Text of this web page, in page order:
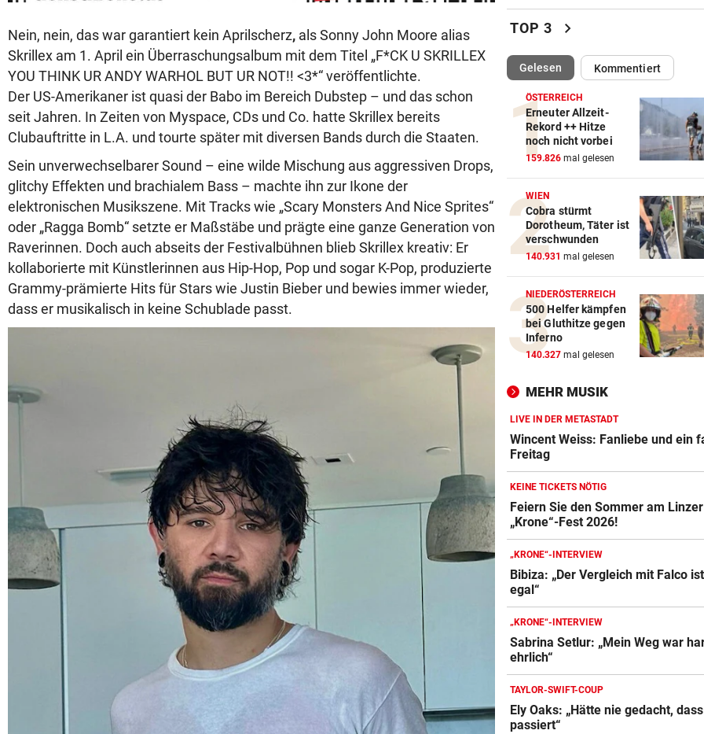
Nein, nein, das war garantiert kein Aprilscherz, als Sonny John Moore alias
Skrillex am 1. April ein Überraschungsalbum mit dem Titel „F*CK U SKRILLEX
YOU THINK UR ANDY WARHOL BUT UR NOT!! <3*“ veröffentlichte.
Der US-Amerikaner ist quasi der Babo im Bereich Dubstep – und das schon
seit Jahren. In Zeiten von Myspace, CDs und Co. hatte Skrillex bereits
Clubauftritte in L.A. und tourte später mit diversen Bands durch die Staaten.
Sein unverwechselbarer Sound – eine wilde Mischung aus aggressiven Drops,
glitchy Effekten und brachialem Bass – machte ihn zur Ikone der
elektronischen Musikszene. Mit Tracks wie „Scary Monsters And Nice Sprites“
oder „Ragga Bomb“ setzte er Maßstäbe und prägte eine ganze Generation von
Raverinnen. Doch auch abseits der Festivalbühnen blieb Skrillex kreativ: Er
kollaborierte mit Künstlerinnen aus Hip-Hop, Pop und sogar K-Pop, produzierte
Grammy-prämierte Hits für Stars wie Justin Bieber und bewies immer wieder,
dass er musikalisch in keine Schublade passt.
Feuerwehr befreite Kalb aus
misslicher Lage
FUSSBALL-FANS FEIERN
Hochgefühle dank Comeback
eines Kult-Sponsors
LIEFERING VERLIERT vor
Enttäuschende Zweitliga-
Rückkehr nach Grödig
2. LIGA – 2. RUNDE vor
Fehlstart komplett! Nächste
für St. Pölten
WANDERER AUSGEFLOGEN
Wieder Muren nach Unwetter:
Dramatik im Valser Tal
IN GREENSBORO vor
den Cut vorzeitig
SCHRIEB WM-GESCHICHTE vor 3
Bayern kassiert Millionen –
Transfer-Clou
AUFREGUNG IM NETZ vor 3
Spider-Man im BMW-
Anwalt auf den Plan
TOP 3 chevron_right
Gelesen(ausgewählt)Kommentiert
ÖSTERREICH
Erneuter Allzeit-
Rekord ++ Hitze
noch nicht vorbei
159.826 mal gelesen
WIEN
Cobra stürmt
Dorotheum, Täter ist
verschwunden
140.931 mal gelesen
NIEDERÖSTERREICH
500 Helfer kämpfen
bei Gluthitze gegen
Inferno
140.327 mal gelesen
MEHR MUSIK
LIVE IN DER METASTADT
Wincent Weiss: Fanliebe und ein
Freitag
KEINE TICKETS NÖTIG
Feiern Sie den Sommer am Linzer
„Krone“-Fest 2026!
„KRONE“-INTERVIEW
Bibiza: „Der Vergleich mit Falco
egal“
„KRONE“-INTERVIEW
Sabrina Setlur: „Mein Weg war
ehrlich“
TAYLOR-SWIFT-COUP
Ely Oaks: „Hätte nie gedacht,
passiert“